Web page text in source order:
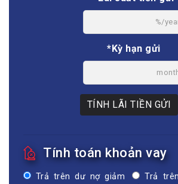
%/
*Kỳ hạn gửi
TÍNH LÃI TIỀN GỬI
Tính toán khoản vay
Trả trên dư nợ giảm
Trả